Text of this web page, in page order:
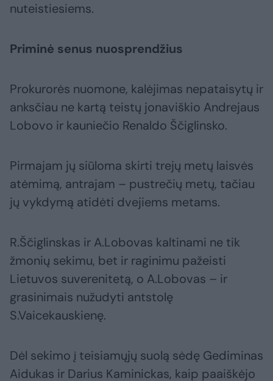
nuteistiesiems.
Priminė senus nuosprendžius
Prokurorės nuomone, kalėjimas nepataisytų ir
anksčiau ne kartą teistų jonaviškio Andrejaus
Lobovo ir kauniečio Renaldo Ščiglinsko.
Pirmajam jų siūloma skirti trejų metų laisvės
atėmimą, antrajam – pustrečių metų, tačiau
jų vykdymą atidėti dvejiems metams.
R.Ščiglinskas ir A.Lobovas kaltinami ne tik
žmonių sekimu, bet ir raginimu pažeisti
Lietuvos suverenitetą, o A.Lobovas – ir
grasinimais nužudyti antstolę
S.Vaicekauskienę.
Dėl sekimo į teisiamųjų suolą sėdę Gediminas
Aidukas ir Darius Kaminickas, kaip paaiškėjo